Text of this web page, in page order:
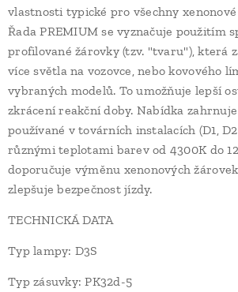
vlastnosti typické pro všechny
Řada PREMIUM se vyznačuje použitím
profilované žárovky (tzv. "tvaru"), která
více světla na vozovce, nebo kovového
vybraných modelů. To umožňuje lepší
zkrácení reakční doby. Nabídka
používané v továrních instalacích (D1,
různými teplotami barev od 4300K ​​do
doporučuje výměnu xenonových
zlepšuje bezpečnost jízdy.
TECHNICKÁ DATA
Typ lampy: D3S
Typ zásuvky: PK32d-5